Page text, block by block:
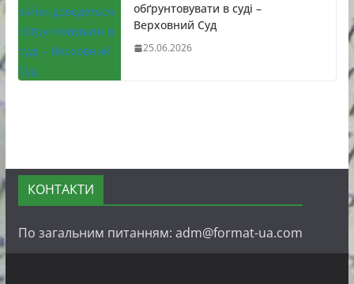
обґрунтовувати в суді –
Верховний Суд
25.06.2026
КОНТАКТИ
По загальним питанням: adm@format-ua.com